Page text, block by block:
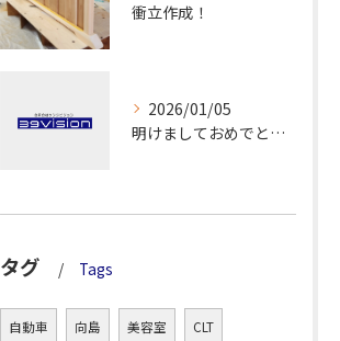
衝立作成！
2026/01/05
明けましておめでとうございます！
タグ Tags
自動車 向島 美容室 CLT